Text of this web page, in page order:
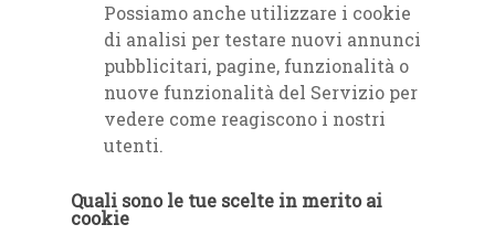
Possiamo anche utilizzare i cookie
di analisi per testare nuovi annunci
pubblicitari, pagine, funzionalità o
nuove funzionalità del Servizio per
vedere come reagiscono i nostri
utenti.
Quali sono le tue scelte in merito ai
cookie